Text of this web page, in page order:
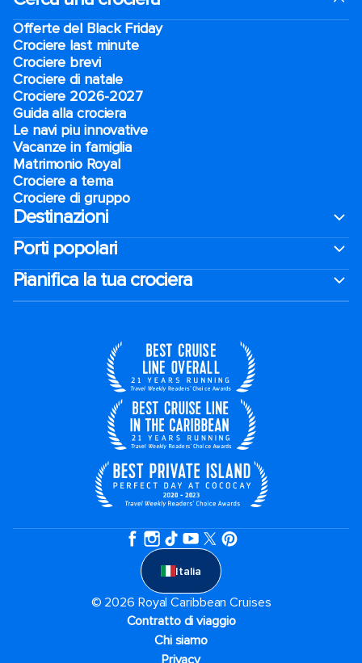
Offerte del Black Friday
Crociere last minute
Crociere brevi​
Crociere di natale​
Crociere 2026-2027
Guida alla crociera
Le navi piu innovative
Vacanze in famiglia
Matrimonio Royal
Crociere a tema
Crociere di gruppo
Destinazioni
Porti popolari
Pianifica la tua crociera
Italia
© 2026 Royal Caribbean Cruises
Contratto di viaggio
Chi siamo
Privacy